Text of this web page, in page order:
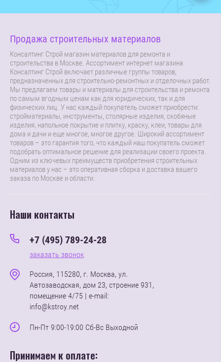
Продажа строительных материалов
Консалтинг Строй магазин материалов для ремонта и
строительства в Москве. Ассортимент интернет магазина
Консалтинг Строй включает различные группы товаров,
предназначенных для строительно-ремонтных и отделочных работ.
Мы предлагаем товары и материалы для строительства и ремонта
по самым вгодным ценам как для юридических, так и для
физических лиц. У нас каждый покупатель сможет приобрести:
стройматериалы, инструменты, столярные изделия, скобяные
изделия, напольное покрытие и плитку, краску, клеи, товары для
дома и дачи и еще многое, многое другое. Широкий ассортимент
товаров – это гарантия того, что каждый наш покупатель сможет
подобрать оптимальное решение для реализации своего проекта.
Одним из ключевых преимуществ приобретения строительных
материалов у нас – это оперативная сборка и доставка вашего
заказа по Москве и области.
Наши контакты
+7 (495) 789-24-28
заказать звонок
Россия, 115280, г. Москва, ул.
Автозаводская, дом 23, строение 931,
помещение 4/75 | e-mail:
info@kstroy.net
Пн-Пт 9:00-19:00 Сб-Вс Выходной
Принимаем к оплате: